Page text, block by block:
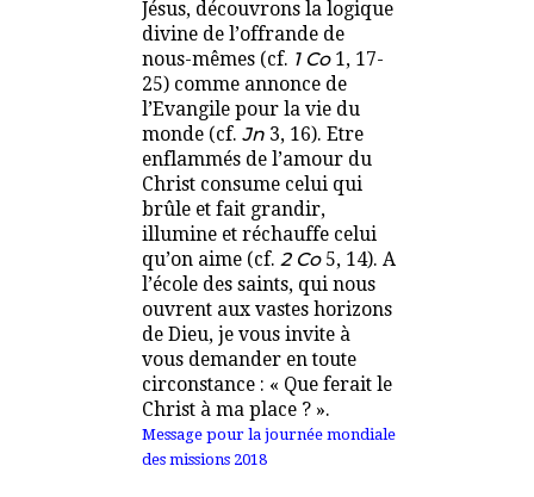
Jésus, découvrons la logique
divine de l’offrande de
nous-mêmes (cf. 1 Co 1, 17-
25) comme annonce de
l’Evangile pour la vie du
monde (cf.Jn 3, 16). Etre
enflammés de l’amour du
Christ consume celui qui
brûle et fait grandir,
illumine et réchauffe celui
qu’on aime (cf.2 Co 5, 14). A
l’école des saints, qui nous
ouvrent aux vastes horizons
de Dieu, je vous invite à
vous demander en toute
circonstance : « Que ferait le
Christ à ma place ? ».
Message pour la journée mondiale
des missions 2018